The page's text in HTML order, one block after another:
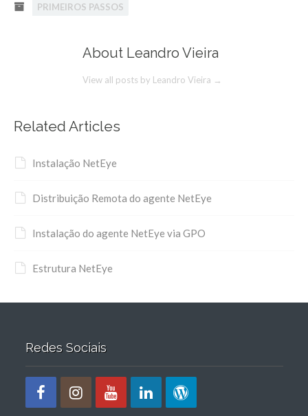
PRIMEIROS PASSOS
About Leandro Vieira
View all posts by Leandro Vieira →
Related Articles
Instalação NetEye
Distribuição Remota do agente NetEye
Instalação do agente NetEye via GPO
Estrutura NetEye
Redes Sociais